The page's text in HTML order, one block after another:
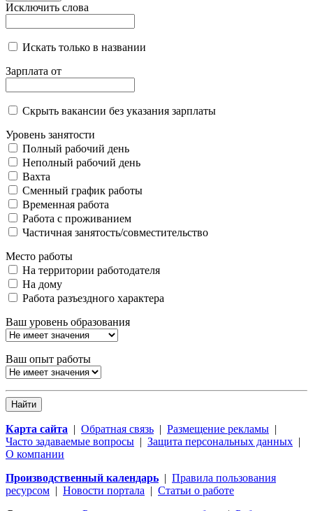
Исключить слова
Искать только в названии
Зарплата от
Скрыть вакансии без указания зарплаты
Уровень занятости
Полный рабочий день
Неполный рабочий день
Вахта
Сменный график работы
Временная работа
Работа с проживанием
Частичная занятость/совместительство
Место работы
На территории работодателя
На дому
Работа разъездного характера
Ваш уровень образования
Ваш опыт работы
Найти
Карта сайта | Обратная связь | Размещение рекламы |
Часто задаваемые вопросы | Защита персональных данных |
О компании
Производственный календарь | Правила пользования
ресурсом | Новости портала | Статьи о работе